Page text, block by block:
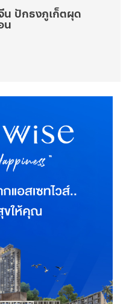
น ปักธงภูเก็ตผุด
น